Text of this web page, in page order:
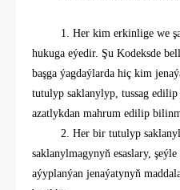
1. Her kim erkinlige we
hukuga eýedir. Şu Kodeksde
başga ýagdaýlarda hiç kim
tutulyp saklanylyp, tussag
azatlykdan mahrum edilip
2. Her bir tutulyp
saklanylmagynyň esaslary,
aýyplanýan jenaýatynyň